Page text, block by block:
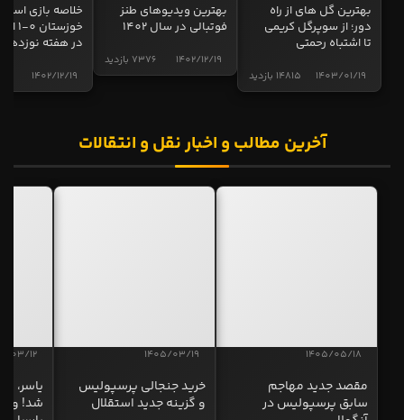
بهترین گل های از راه
دور؛ از سوپرگل کریمی
تا اشتباه رحمتی
14815 بازدید 1403/01/19
بهترین ویدیوهای طنز
فوتبالی در سال 1402
7376 بازدید 1402/12/19
خلاصه بازی
در هفته نوزدهم
1402/12/19
آخرین مطالب و اخبار نقل و انتقالات
1405/05/18
مقصد جدید مهاجم
سابق پرسپولیس در
1405/03/19
خرید جنجالی پرسپولیس
و گزینه جدید استقلال
03/12
یاسر،
شد! و